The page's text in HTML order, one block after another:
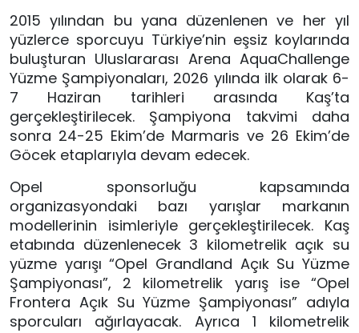
2015 yılından bu yana düzenlenen ve her yıl
yüzlerce sporcuyu Türkiye’nin eşsiz koylarında
buluşturan Uluslararası Arena AquaChallenge
Yüzme Şampiyonaları, 2026 yılında ilk olarak 6-
7 Haziran tarihleri arasında Kaş’ta
gerçekleştirilecek. Şampiyona takvimi daha
sonra 24-25 Ekim’de Marmaris ve 26 Ekim’de
Göcek etaplarıyla devam edecek.
Opel sponsorluğu kapsamında
organizasyondaki bazı yarışlar markanın
modellerinin isimleriyle gerçekleştirilecek. Kaş
etabında düzenlenecek 3 kilometrelik açık su
yüzme yarışı “Opel Grandland Açık Su Yüzme
Şampiyonası”, 2 kilometrelik yarış ise “Opel
Frontera Açık Su Yüzme Şampiyonası” adıyla
sporcuları ağırlayacak. Ayrıca 1 kilometrelik